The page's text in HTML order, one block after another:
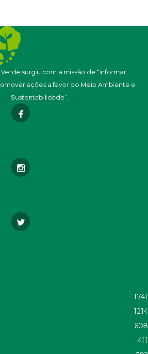
surgiu com a missão de “informar,
ações a favor do Meio Ambiente e
Sustentabilidade”.
1741
1214
608
411